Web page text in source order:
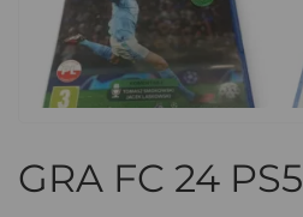
GRA FC 24 PS5